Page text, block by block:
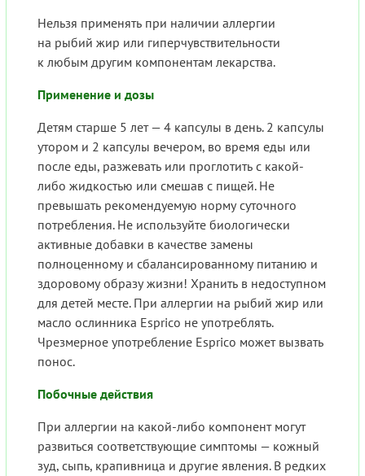
Нельзя применять при наличии аллергии
на рыбий жир или гиперчувствительности
к любым другим компонентам лекарства.
Применение и дозы
Детям старше 5 лет — 4 капсулы в день. 2 капсулы
утором и 2 капсулы вечером, во время еды или
после еды, разжевать или проглотить с какой-
либо жидкостью или смешав с пищей. Не
превышать рекомендуемую норму суточного
потребления. Не используйте биологически
активные добавки в качестве замены
полноценному и сбалансированному питанию и
здоровому образу жизни! Хранить в недоступном
для детей месте. При аллергии на рыбий жир или
масло ослинника Esprico не употреблять.
Чрезмерное употребление Esprico может вызвать
понос.
Побочные действия
При аллергии на какой-либо компонент могут
развиться соответствующие симптомы — кожный
зуд, сыпь, крапивница и другие явления. В редких